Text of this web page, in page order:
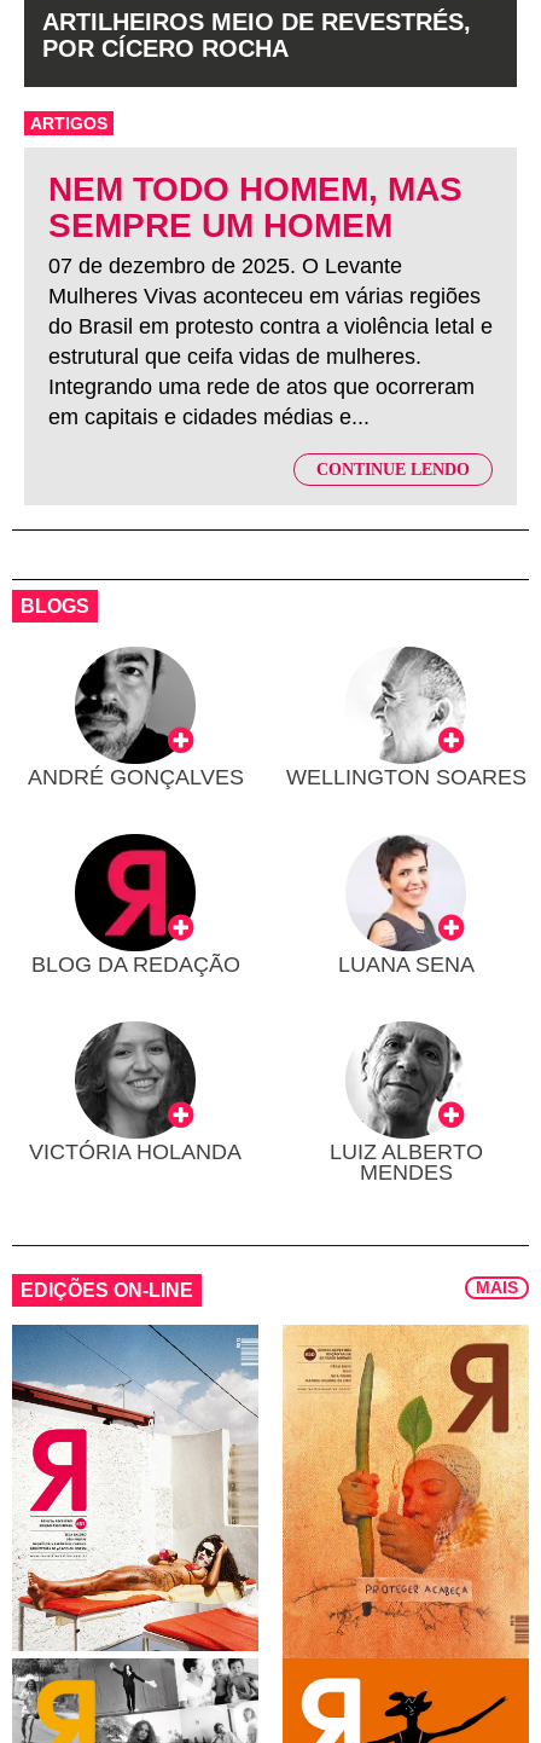
ARTILHEIROS MEIO DE REVESTRÉS,
POR CÍCERO ROCHA
ARTIGOS
NEM TODO HOMEM, MAS
SEMPRE UM HOMEM
07 de dezembro de 2025. O Levante
Mulheres Vivas aconteceu em várias regiões
do Brasil em protesto contra a violência letal e
estrutural que ceifa vidas de mulheres.
Integrando uma rede de atos que ocorreram
em capitais e cidades médias e...
CONTINUE LENDO
BLOGS
ANDRÉ GONÇALVES WELLINGTON SOARES
BLOG DA REDAÇÃO LUANA SENA
VICTÓRIA HOLANDA
LUIZ ALBERTO
MENDES
EDIÇÕES ON-LINE MAIS